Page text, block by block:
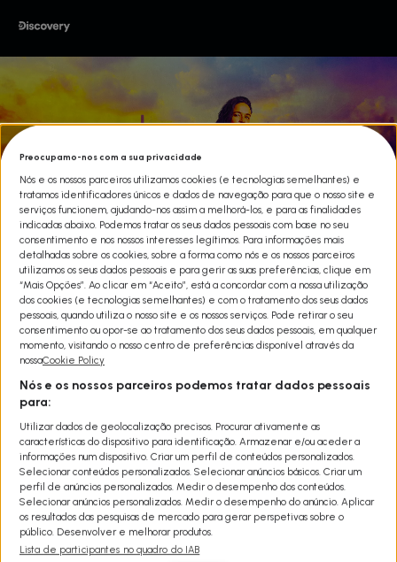
FUGA AO VOLANTE
Share
A estrela da saga ‘Velocidade Furiosa’, Michelle Rodriguez,
chega aos ecrãs do Discovery, para uma grande Fuga ao
Volante!
A atriz americanaMichelle Rodriguez, estrela da famosa saga
‘Velocidade Furiosa’, realiza a maior fantasia de 24 pilotos de elite
ao colocá-los atrás do volante durante uma verdadeira
O Discovery Channel estreia Fuga ao Volante, uma nova série
que mistura o melhor dos filmes de ação com a paixão pelo
ingrediente principal.
Esta nova série é uma espécie de sala de escape em que os
concorrentes, ao volante de automóveis únicos, devem superar os
seus perseguidores em velocidade e habilidade. Michelle
Rodriguez, especialista em condução extrema no grande ecrã,
está encarregue de preparar os aspirantes a condutores de elite
para alcançar o seu ambicioso objetivo.
Fuga ao Volante, vai colocar os teus níveis de adrenalina no
máximo a partir de 30 de junho às 21h, só no Discovery.
Preocupamo-nos com a sua privacidade
Nós e os nossos parceiros utilizamos cookies (e tecnologias semelhantes) e
tratamos identificadores únicos e dados de navegação para que o nosso site e
serviços funcionem, ajudando-nos assim a melhorá-los, e para as finalidades
indicadas abaixo. Podemos tratar os seus dados pessoais com base no seu
consentimento e nos nossos interesses legítimos. Para informações mais
detalhadas sobre os cookies, sobre a forma como nós e os nossos parceiros
utilizamos os seus dados pessoais e para gerir as suas preferências, clique em
“Mais Opções”. Ao clicar em “Aceito”, está a concordar com a nossa utilização
dos cookies (e tecnologias semelhantes) e com o tratamento dos seus dados
pessoais, quando utiliza o nosso site e os nossos serviços. Pode retirar o seu
consentimento ou opor-se ao tratamento dos seus dados pessoais, em qualquer
momento, visitando o nosso centro de preferências disponível através da
nossaCookie Policy
Nós e os nossos parceiros podemos tratar dados pessoais
para:
Utilizar dados de geolocalização precisos. Procurar ativamente as
características do dispositivo para identificação. Armazenar e/ou aceder a
informações num dispositivo. Criar um perfil de conteúdos personalizados.
Selecionar conteúdos personalizados. Selecionar anúncios básicos. Criar um
perfil de anúncios personalizados. Medir o desempenho dos conteúdos.
Selecionar anúncios personalizados. Medir o desempenho do anúncio. Aplicar
os resultados das pesquisas de mercado para gerar perspetivas sobre o
público. Desenvolver e melhorar produtos.
Lista de participantes no quadro do IAB